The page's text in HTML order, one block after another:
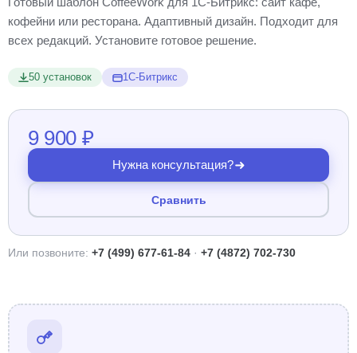
кофейни или ресторана. Адаптивный дизайн. Подходит для
всех редакций. Установите готовое решение.
50 установок 1С-Битрикс
9 900 ₽
Нужна консультация?
Сравнить
Или позвоните: +7 (499) 677-61-84 · +7 (4872) 702-730